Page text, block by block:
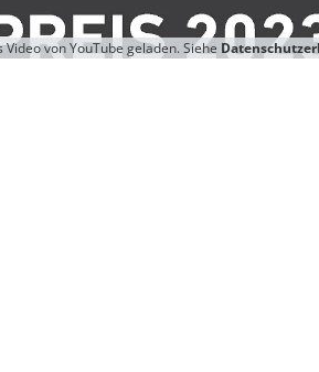
Video von YouTube geladen. Siehe